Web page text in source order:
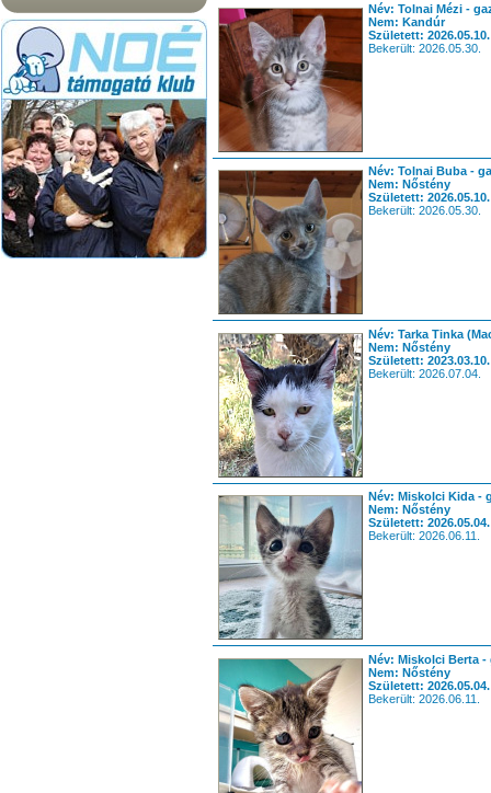
Név: Tolnai Mézi -
Nem: Kandúr
Született: 2026.05.10.
Bekerült: 2026.05.30.
Név: Tolnai Buba -
Nem: Nőstény
Született: 2026.05.10.
Bekerült: 2026.05.30.
Név: Tarka Tinka
Nem: Nőstény
Született: 2023.03.10.
Bekerült: 2026.07.04.
Név: Miskolci Kida -
Nem: Nőstény
Született: 2026.05.04.
Bekerült: 2026.06.11.
Név: Miskolci Berta -
Nem: Nőstény
Született: 2026.05.04.
Bekerült: 2026.06.11.